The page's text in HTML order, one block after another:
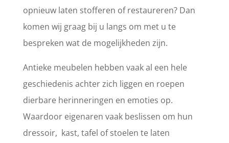
opnieuw laten stofferen of restaureren? Dan
komen wij graag bij u langs om met u te
bespreken wat de mogelijkheden zijn.
Antieke meubelen hebben vaak al een hele
geschiedenis achter zich liggen en roepen
dierbare herinneringen en emoties op.
Waardoor eigenaren vaak beslissen om hun
dressoir, kast, tafel of stoelen te laten